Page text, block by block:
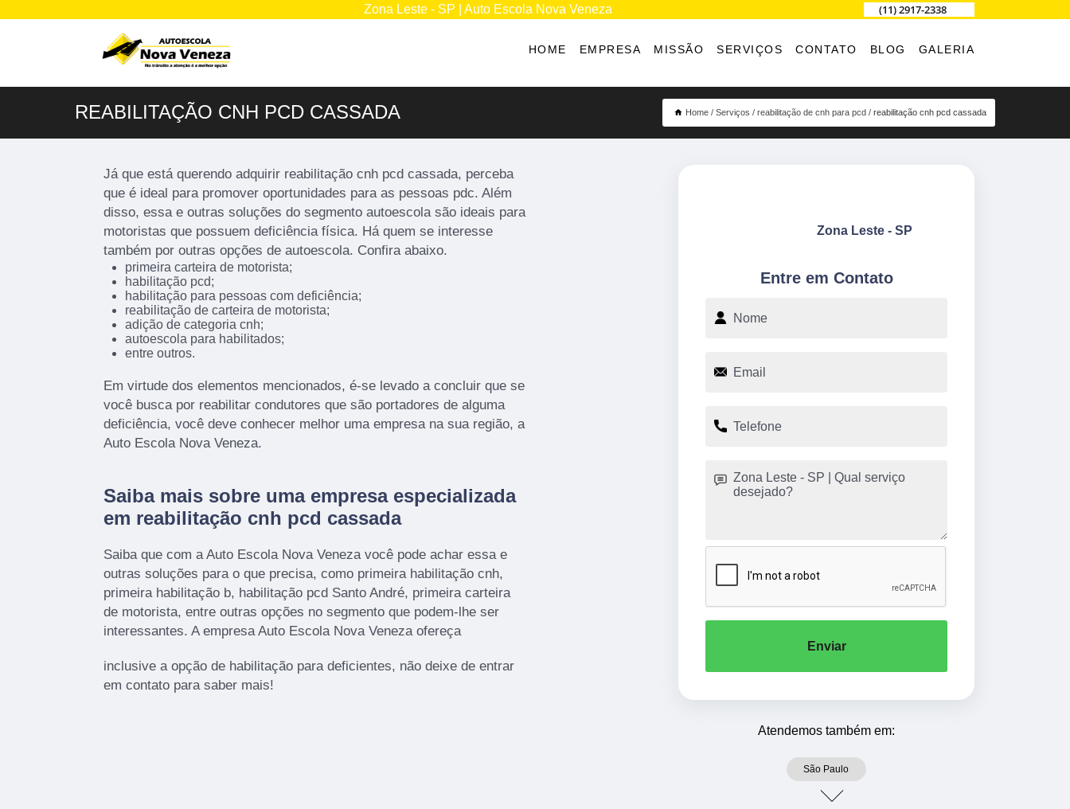
Zona Leste - SP | Auto Escola Nova Veneza (11) 2917-2338
HOME EMPRESA MISSÃO SERVIÇOS CONTATO BLOG GALERIA
REABILITAÇÃO CNH PCD CASSADA Home Serviços reabilitação de cnh para pcd reabilitação cnh pcd cassada
Já que está querendo adquirir reabilitação cnh pcd cassada, perceba
que é ideal para promover oportunidades para as pessoas pdc. Além
disso, essa e outras soluções do segmento autoescola são ideais para
motoristas que possuem deficiência física. Há quem se interesse
também por outras opções de autoescola. Confira abaixo.
primeira carteira de motorista;
habilitação pcd;
habilitação para pessoas com deficiência;
reabilitação de carteira de motorista;
adição de categoria cnh;
autoescola para habilitados;
entre outros.
Em virtude dos elementos mencionados, é-se levado a concluir que se
você busca por reabilitar condutores que são portadores de alguma
deficiência, você deve conhecer melhor uma empresa na sua região, a
Auto Escola Nova Veneza.
Saiba mais sobre uma empresa especializada
em reabilitação cnh pcd cassada
Saiba que com a Auto Escola Nova Veneza você pode achar essa e
outras soluções para o que precisa, como primeira habilitação cnh,
primeira habilitação b, habilitação pcd Santo André, primeira carteira
de motorista, entre outras opções no segmento que podem-lhe ser
interessantes. A empresa Auto Escola Nova Veneza ofereça
inclusive a opção de habilitação para deficientes, não deixe de entrar
em contato para saber mais!
Entre em Contato
Zona Leste - SP
Enviar
Atendemos também em:
São Paulo